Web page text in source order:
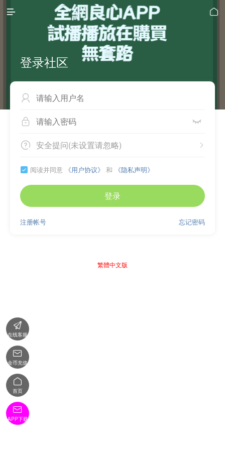
 
登录社区

 
 
安全提问(未设置请忽略)
 阅读并同意 《用户协议》 和 《隐私声明》
登录
忘记密码
注册帐号
繁體中文版

在线客服

金币充值

首页

APP下载